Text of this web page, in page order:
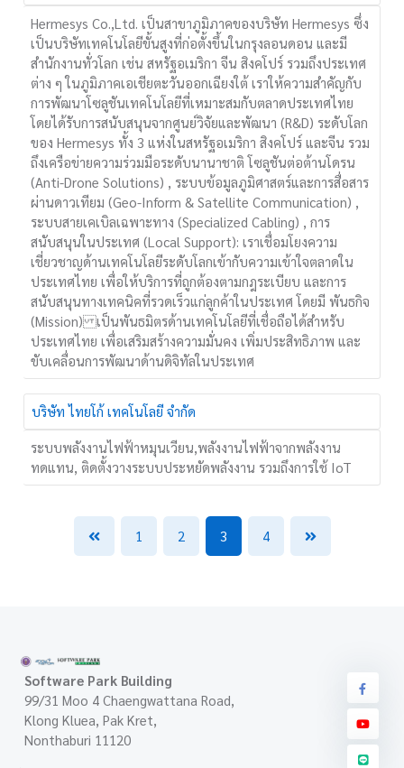
Hermesys Co.,Ltd. เป็นสาขาภูมิภาคของบริษัท Hermesys ซึ่ง
เป็นบริษัทเทคโนโลยีขั้นสูงที่ก่อตั้งขึ้นในกรุงลอนดอน และมี
สำนักงานทั่วโลก เช่น สหรัฐอเมริกา จีน สิงคโปร์ รวมถึงประเทศ
ต่าง ๆ ในภูมิภาคเอเชียตะวันออกเฉียงใต้ เราให้ความสำคัญกับ
การพัฒนาโซลูชันเทคโนโลยีที่เหมาะสมกับตลาดประเทศไทย
โดยได้รับการสนับสนุนจากศูนย์วิจัยและพัฒนา (R&D) ระดับโลก
ของ Hermesys ทั้ง 3 แห่งในสหรัฐอเมริกา สิงคโปร์ และจีน รวม
ถึงเครือข่ายความร่วมมือระดับนานาชาติ โซลูชันต่อต้านโดรน
(Anti-Drone Solutions) , ระบบข้อมูลภูมิศาสตร์และการสื่อสาร
ผ่านดาวเทียม (Geo-Inform & Satellite Communication) ,
ระบบสายเคเบิลเฉพาะทาง (Specialized Cabling) , การ
สนับสนุนในประเทศ (Local Support): เราเชื่อมโยงความ
เชี่ยวชาญด้านเทคโนโลยีระดับโลกเข้ากับความเข้าใจตลาดใน
ประเทศไทย เพื่อให้บริการที่ถูกต้องตามกฎระเบียบ และการ
สนับสนุนทางเทคนิคที่รวดเร็วแก่ลูกค้าในประเทศ โดยมี พันธกิจ
(Mission) เป็นพันธมิตรด้านเทคโนโลยีที่เชื่อถือได้สำหรับ
ประเทศไทย เพื่อเสริมสร้างความมั่นคง เพิ่มประสิทธิภาพ และ
ขับเคลื่อนการพัฒนาด้านดิจิทัลในประเทศ
บริษัท ไทยโก้ เทคโนโลยี จำกัด
ระบบพลังงานไฟฟ้าหมุนเวียน,พลังงานไฟฟ้าจากพลังงาน
ทดแทน, ติดตั้งวางระบบประหยัดพลังงาน รวมถึงการใช้ IoT
1 2 3 4
Software Park Building
99/31 Moo 4 Chaengwattana Road,
Klong Kluea, Pak Kret,
Nonthaburi 11120